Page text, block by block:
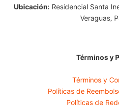
Ubicación:Residencial Santa
Veraguas,
Términos y
Términos y
Políticas de
Políticas de